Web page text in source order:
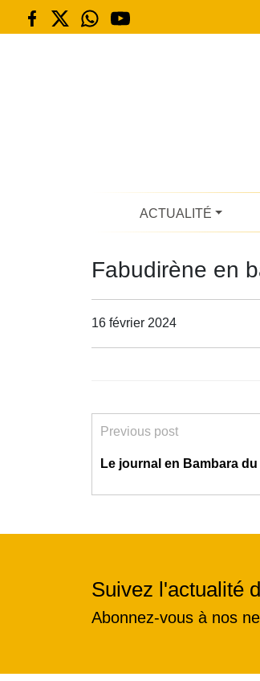
ACTUALITÉ
Fabudirène en
16 février 2024
Previous post
Le journal en Bambara
Suivez l'actualité
Abonnez-vous à nos